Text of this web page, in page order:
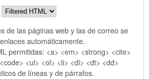
de las páginas web y las de correo se
automáticamente.
permitidas: <a> <em> <strong> <cite>
<ul> <ol> <li> <dl> <dt> <dd>
de líneas y de párrafos.